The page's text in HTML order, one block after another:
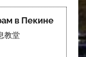
в Пекине
教堂